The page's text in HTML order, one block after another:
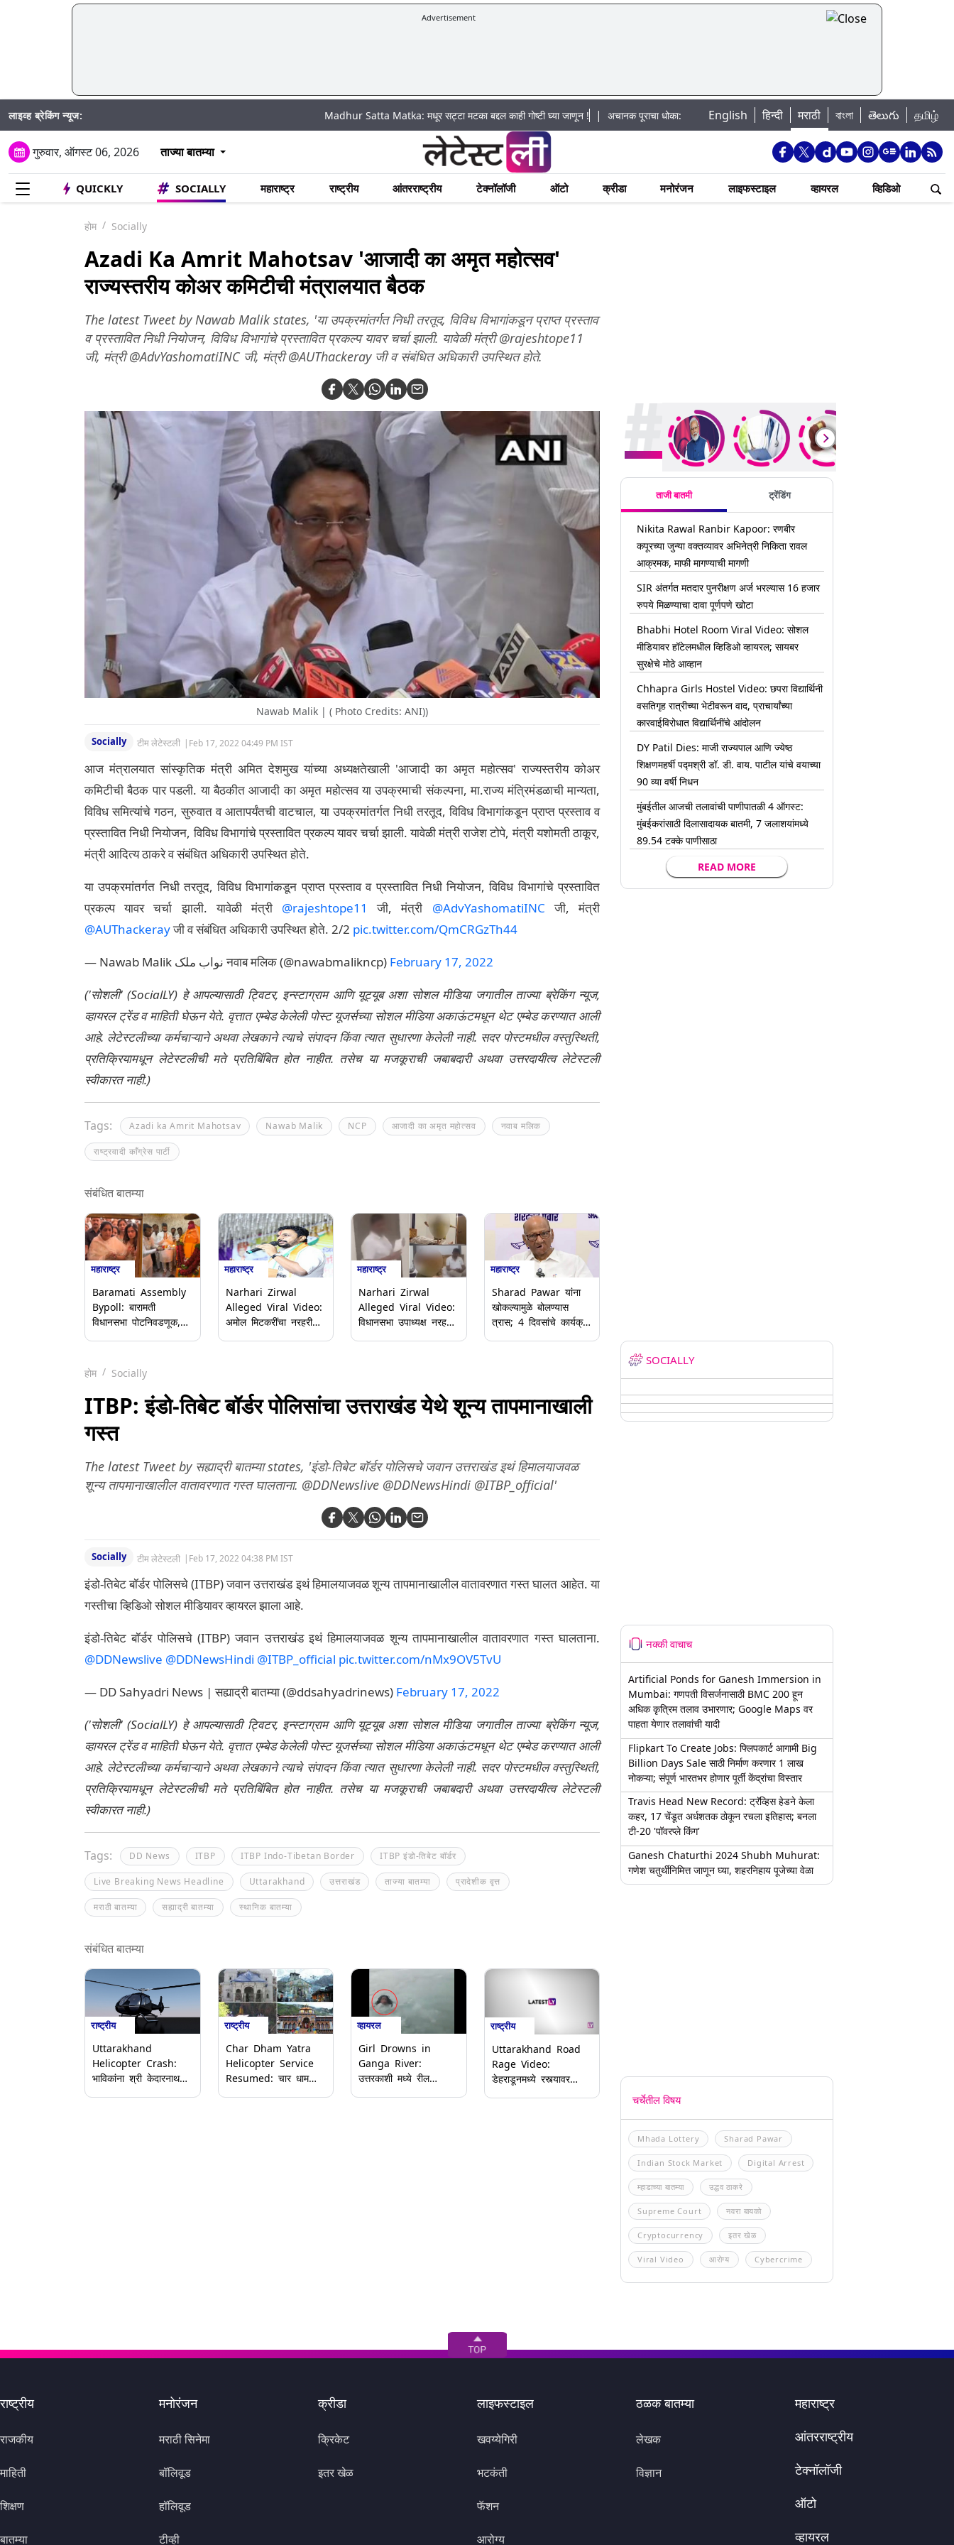
Advertisement
लाइव्ह ब्रेकिंग न्यूज: Madhur Satta Matka: मधूर सट्टा मटका बद्दल काही गोष्टी घ्या जाणून !|अचानक पूराचा धोका: खडकवासला धरणातून मुठानदी पात्रात विसर्ग सुरु; नागरिकांना नदीपात्रात न उतरण्याचे
English हिन्दी मराठी বাংলা తెలుగు தமிழ்
गुरुवार, ऑगस्ट 06, 2026 ताज्या बातम्या
QUICKLY SOCIALLY महाराष्ट्र राष्ट्रीय आंतरराष्ट्रीय टेक्नॉलॉजी ऑटो क्रीडा मनोरंजन लाइफस्टाइल व्हायरल व्हिडिओ
होम Socially
Azadi Ka Amrit Mahotsav 'आजादी का अमृत महोत्सव'
राज्यस्तरीय कोअर कमिटीची मंत्रालयात बैठक
The latest Tweet by Nawab Malik states, 'या उपक्रमांतर्गत निधी तरतूद, विविध विभागांकडून प्राप्त प्रस्ताव
व प्रस्तावित निधी नियोजन, विविध विभागांचे प्रस्तावित प्रकल्प यावर चर्चा झाली. यावेळी मंत्री @rajeshtope11
जी, मंत्री @AdvYashomatiINC जी, मंत्री @AUThackeray जी व संबंधित अधिकारी उपस्थित होते.
Nawab Malik | ( Photo Credits: ANI))
Socially टीम लेटेस्टली | Feb 17, 2022 04:49 PM IST
आज मंत्रालयात सांस्कृतिक मंत्री अमित देशमुख यांच्या अध्यक्षतेखाली 'आजादी का अमृत महोत्सव' राज्यस्तरीय कोअर
कमिटीची बैठक पार पडली. या बैठकीत आजादी का अमृत महोत्सव या उपक्रमाची संकल्पना, मा.राज्य मंत्रिमंडळाची मान्यता,
विविध समित्यांचे गठन, सुरुवात व आतापर्यंतची वाटचाल, या उपक्रमांतर्गत निधी तरतूद, विविध विभागांकडून प्राप्त प्रस्ताव व
प्रस्तावित निधी नियोजन, विविध विभागांचे प्रस्तावित प्रकल्प यावर चर्चा झाली. यावेळी मंत्री राजेश टोपे, मंत्री यशोमती ठाकूर,
मंत्री आदित्य ठाकरे व संबंधित अधिकारी उपस्थित होते.
या उपक्रमांतर्गत निधी तरतूद, विविध विभागांकडून प्राप्त प्रस्ताव व प्रस्तावित निधी नियोजन, विविध विभागांचे प्रस्तावित
प्रकल्प यावर चर्चा झाली. यावेळी मंत्री @rajeshtope11 जी, मंत्री @AdvYashomatiINC जी, मंत्री
@AUThackerayजी व संबंधित अधिकारी उपस्थित होते. 2/2 pic.twitter.com/QmCRGzTh44
— Nawab Malik نواب ملک नवाब मलिक (@nawabmalikncp) February 17, 2022
('सोशली' (SocialLY) हे आपल्यासाठी ट्विटर, इन्स्टाग्राम आणि यूट्यूब अशा सोशल मीडिया जगातील ताज्या ब्रेकिंग न्यूज,
व्हायरल ट्रेंड व माहिती घेऊन येते. वृत्तात एम्बेड केलेली पोस्ट यूजर्सच्या सोशल मीडिया अकाऊंटमधून थेट एम्बेड करण्यात आली
आहे. लेटेस्टलीच्या कर्मचाऱ्याने अथवा लेखकाने त्याचे संपादन किंवा त्यात सुधारणा केलेली नाही. सदर पोस्टमधील वस्तुस्थिती,
प्रतिक्रियामधून लेटेस्टलीची मते प्रतिबिंबित होत नाहीत. तसेच या मजकूराची जबाबदारी अथवा उत्तरदायीत्व लेटेस्टली
स्वीकारत नाही.)
Tags: Azadi ka Amrit Mahotsav Nawab Malik NCP आजादी का अमृत महोत्सव नवाब मलिक
राष्ट्रवादी काँग्रेस पार्टी
संबंधित बातम्या
महाराष्ट्र
Baramati Assembly
Bypoll: बारामती
विधानसभा पोटनिवडणूक,
करणार
महाराष्ट्र
Narhari Zirwal
Alleged Viral Video:
अमोल मिटकरींचा नरहरी
महाराष्ट्र
Narhari Zirwal
Alleged Viral Video:
विधानसभा उपाध्यक्ष नरहरी
महाराष्ट्र
Sharad Pawar यांना
खोकल्यामुळे बोलण्यास
त्रास; 4 दिवसांचे कार्यक्रम
होम Socially
ITBP: इंडो-तिबेट बॉर्डर पोलिसांचा उत्तराखंड येथे शून्य तापमानाखाली
गस्त
The latest Tweet by सह्याद्री बातम्या states, 'इंडो-तिबेट बॉर्डर पोलिसचे जवान उत्तराखंड इथं हिमालयाजवळ
शून्य तापमानाखालील वातावरणात गस्त घालताना. @DDNewslive @DDNewsHindi @ITBP_official'
Socially टीम लेटेस्टली Feb 17, 2022 04:38 PM IST
इंडो-तिबेट बॉर्डर पोलिसचे (ITBP) जवान उत्तराखंड इथं हिमालयाजवळ शून्य तापमानाखालील वातावरणात गस्त घालत आहेत. या
गस्तीचा व्हिडिओ सोशल मीडियावर व्हायरल झाला आहे.
इंडो-तिबेट बॉर्डर पोलिसचे (ITBP) जवान उत्तराखंड इथं हिमालयाजवळ शून्य तापमानाखालील वातावरणात गस्त घालताना.
@DDNewslive @DDNewsHindi @ITBP_official pic.twitter.com/nMx9OV5TvU
— DD Sahyadri News | सह्याद्री बातम्या (@ddsahyadrinews) February 17, 2022
('सोशली' (SocialLY) हे आपल्यासाठी ट्विटर, इन्स्टाग्राम आणि यूट्यूब अशा सोशल मीडिया जगातील ताज्या ब्रेकिंग न्यूज,
व्हायरल ट्रेंड व माहिती घेऊन येते. वृत्तात एम्बेड केलेली पोस्ट यूजर्सच्या सोशल मीडिया अकाऊंटमधून थेट एम्बेड करण्यात आली
आहे. लेटेस्टलीच्या कर्मचाऱ्याने अथवा लेखकाने त्याचे संपादन किंवा त्यात सुधारणा केलेली नाही. सदर पोस्टमधील वस्तुस्थिती,
प्रतिक्रियामधून लेटेस्टलीची मते प्रतिबिंबित होत नाहीत. तसेच या मजकूराची जबाबदारी अथवा उत्तरदायीत्व लेटेस्टली
स्वीकारत नाही.)
Tags: DD News ITBP ITBP Indo-Tibetan Border ITBP इंडो-तिबेट बॉर्डर
Live Breaking News Headline Uttarakhand उत्तराखंड ताज्या बातम्या प्रादेशीक वृत्त
मराठी बातम्या सह्याद्री बातम्या स्थानिक बातम्या
संबंधित बातम्या
राष्ट्रीय
Uttarakhand
Helicopter Crash:
भाविकांना श्री केदारनाथ
राष्ट्रीय
Char Dham Yatra
Helicopter Service
Resumed: चार धाम
व्हायरल
Girl Drowns in
Ganga River:
उत्तरकाशी मध्ये रील
राष्ट्रीय
Uttarakhand Road
Rage Video:
डेहराडूनमध्ये रस्त्यावर
ताजी बातमी ट्रेंडिंग
Nikita Rawal Ranbir Kapoor: रणबीर
कपूरच्या जुन्या वक्तव्यावर अभिनेत्री निकिता रावल
आक्रमक, माफी मागण्याची मागणी
SIR अंतर्गत मतदार पुनरीक्षण अर्ज भरल्यास 16 हजार
रुपये मिळण्याचा दावा पूर्णपणे खोटा
Bhabhi Hotel Room Viral Video: सोशल
मीडियावर हॉटेलमधील व्हिडिओ व्हायरल; सायबर
सुरक्षेचे मोठे आव्हान
Chhapra Girls Hostel Video: छपरा विद्यार्थिनी
वसतिगृह रात्रीच्या भेटीवरून वाद, प्राचार्यांच्या
कारवाईविरोधात विद्यार्थिनींचे आंदोलन
DY Patil Dies: माजी राज्यपाल आणि ज्येष्ठ
शिक्षणमहर्षी पद्मश्री डॉ. डी. वाय. पाटील यांचे वयाच्या
90 व्या वर्षी निधन
मुंबईतील आजची तलावांची पाणीपातळी 4 ऑगस्ट:
मुंबईकरांसाठी दिलासादायक बातमी, 7 जलाशयांमध्ये
89.54 टक्के पाणीसाठा
READ MORE
SOCIALLY
नक्की वाचाच
Artificial Ponds for Ganesh Immersion in
Mumbai: गणपती विसर्जनासाठी BMC 200 हून
अधिक कृत्रिम तलाव उभारणार; Google Maps वर
पाहता येणार तलावांची यादी
Flipkart To Create Jobs: फ्लिपकार्ट आगामी Big
Billion Days Sale साठी निर्माण करणार 1 लाख
नोकऱ्या; संपूर्ण भारतभर होणार पूर्ती केंद्रांचा विस्तार
Travis Head New Record: ट्रॅव्हिस हेडने केला
कहर, 17 चेंडूत अर्धशतक ठोकून रचला इतिहास; बनला
टी-20 'पॉवरप्ले किंग'
Ganesh Chaturthi 2024 Shubh Muhurat:
गणेश चतुर्थीनिमित्त जाणून घ्या, शहरनिहाय पूजेच्या वेळा
चर्चेतील विषय
Mhada Lottery Sharad Pawar
Indian Stock Market Digital Arrest
म्हाडाच्या बातम्या उद्धव ठाकरे
Supreme Court नवरा बायको
Cryptocurrency इतर खेळ
Viral Video आरोग्य Cybercrime
राष्ट्रीय
राजकीय
माहिती
शिक्षण
बातम्या
मनोरंजन
मराठी सिनेमा
बॉलिवूड
हॉलिवूड
टीव्ही
क्रीडा
क्रिकेट
इतर खेळ
लाइफस्टाइल
खवय्येगिरी
भटकंती
फॅशन
आरोग्य
ठळक बातम्या
लेखक
विज्ञान
महाराष्ट्र
आंतरराष्ट्रीय
टेक्नॉलॉजी
ऑटो
व्हायरल